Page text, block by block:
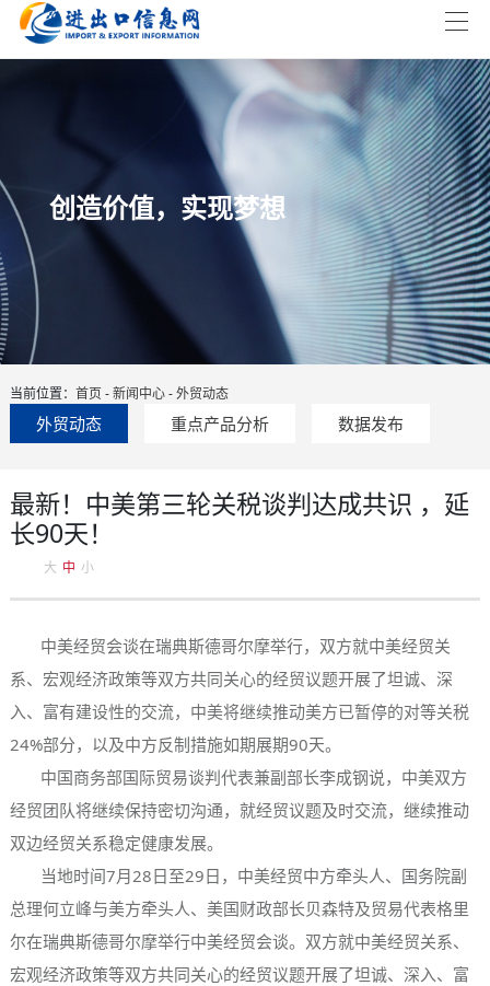
创造价值，实现梦想
当前位置： 首页-新闻中心-外贸动态
外贸动态 重点产品分析 数据发布
最新！中美第三轮关税谈判达成共识 ，延
长90天！
大 中 小
中美经贸会谈在瑞典斯德哥尔摩举行，双方就中美经贸关
系、宏观经济政策等双方共同关心的经贸议题开展了坦诚、深
入、富有建设性的交流，中美将继续推动美方已暂停的对等关税
24%部分，以及中方反制措施如期展期90天。
中国商务部国际贸易谈判代表兼副部长李成钢说，中美双方
经贸团队将继续保持密切沟通，就经贸议题及时交流，继续推动
双边经贸关系稳定健康发展。
当地时间7月28日至29日，中美经贸中方牵头人、国务院副
总理何立峰与美方牵头人、美国财政部长贝森特及贸易代表格里
尔在瑞典斯德哥尔摩举行中美经贸会谈。双方就中美经贸关系、
宏观经济政策等双方共同关心的经贸议题开展了坦诚、深入、富